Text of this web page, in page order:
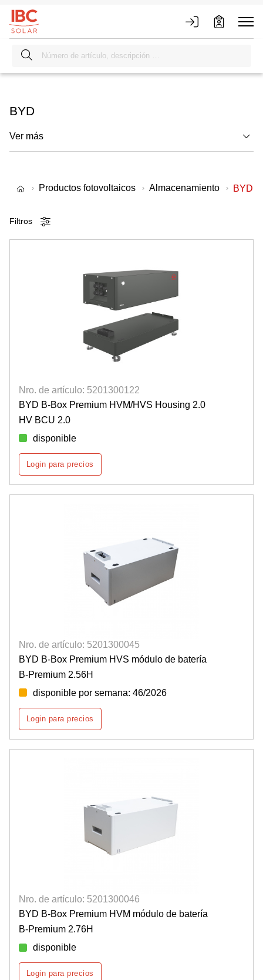
BYD
Ver más
Productos fotovoltaicos Almacenamiento BYD
Filtros
Nro. de artículo: 5201300122
BYD B-Box Premium HVM/HVS Housing 2.0
HV BCU 2.0
disponible
Login para precios
Nro. de artículo: 5201300045
BYD B-Box Premium HVS módulo de batería
B-Premium 2.56H
disponible por semana: 46/2026
Login para precios
Nro. de artículo: 5201300046
BYD B-Box Premium HVM módulo de batería
B-Premium 2.76H
disponible
Login para precios